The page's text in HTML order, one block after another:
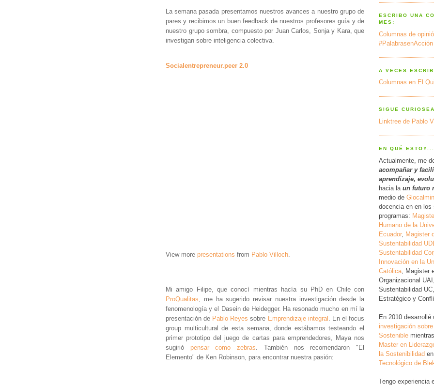
La semana pasada presentamos nuestros avances a nuestro grupo de
pares y recibimos un buen feedback de nuestros profesores guía y de
nuestro grupo sombra, compuesto por Juan Carlos, Sonja y Kara, que
investigan sobre inteligencia colectiva.
Socialentrepreneur.peer 2.0
View more presentations from Pablo Villoch
Mi amigo Filipe, que conocí mientras hacía su PhD en Chile con
ProQualitas , me ha sugerido revisar nuestra investigación desde la
fenomenología y el Dasein de Heidegger. Ha resonado mucho en mí la
presentación de Pablo Reyes sobre Emprendizaje integral . En el focus
group multicultural de esta semana, donde estábamos testeando el
primer prototipo del juego de cartas para emprendedores, Maya nos
sugirió pensar como zebras . También nos recomendaron "El
Elemento" de Ken Robinson, para encontrar nuestra pasión:
ESCRIBO UNA
MES:
Columnas de
#PalabrasenAcción
A VECES
Columnas en El
SIGUE
Linktree de Pablo
EN QUÉ ESTOY...
Actualmente, me
acompañar y
aprendizaje,
hacia la un futuro
medio de
docencia en en los
programas:
Humano de la
Ecuador, Magister
Sustentabilidad
Sustentabilidad
Innovación en la
Católica , Magister
Organizacional
Sustentabilidad
Estratégico y
En 2010 desarrollé
investigación
Sostenible
Master en
la Sostenibilidad
Tecnológico de
Tengo experiencia